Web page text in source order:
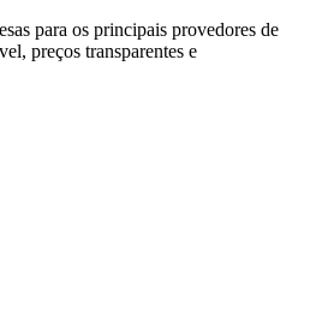
para os principais provedores de
preços transparentes e